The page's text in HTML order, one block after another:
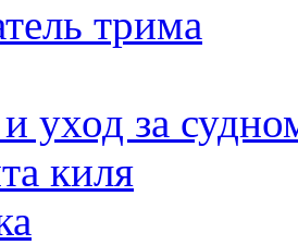
трима
уход за
киля